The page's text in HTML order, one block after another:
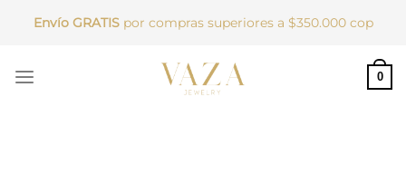
Envío GRATIS por compras superiores a $350.000 cop
0